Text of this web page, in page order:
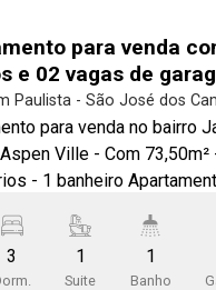
para venda
e 02 vagas de
no bairro Jardim
Paulista - São José dos
para venda no bairro
Ville - Com 73,50m²
Apartamento com: - 3
com churrasqueira -
- 2 vagas de garagem
3 1
Suite
1
Banho